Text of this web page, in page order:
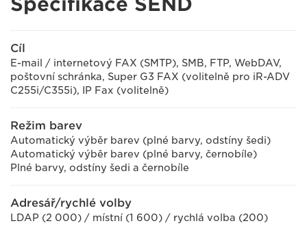
Cíl
E-mail / internetový FAX (SMTP), SMB, FTP, WebDAV,
poštovní schránka, Super G3 FAX (volitelně pro iR-ADV
C255i/C355i), IP Fax (volitelně)
Režim barev
Automatický výběr barev (plné barvy, odstíny šedi)
Automatický výběr barev (plné barvy, černobíle)
Plné barvy, odstíny šedi a černobíle
Adresář/rychlé volby
LDAP (2 000) / místní (1 600) / rychlá volba (200)